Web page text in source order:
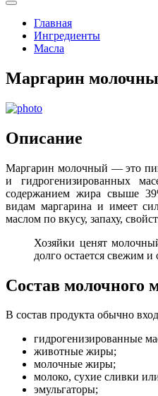
Главная
Ингредиенты
Масла
Маргарин
Описание
Маргарин молочный — это
и гидрогенизированных
содержанием жира свыше
видам маргарина и имеет
маслом по вкусу, запаху,
Хозяйки ценят
долго остается свежим и
Состав молочного
В состав продукта обычно
гидрогенизированные
животные жиры;
молочные жиры;
молоко, сухие сливки
эмульгаторы;